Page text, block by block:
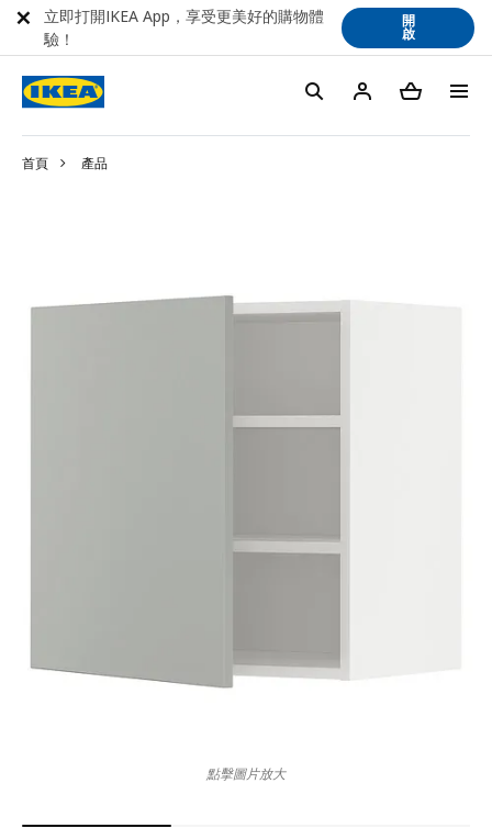
首頁 產品
點擊圖片放大
立即打開IKEA App，享受更美好的購物體
驗！
開
啟